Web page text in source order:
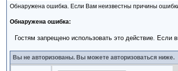
Обнаружена ошибка. Если Вам неизвестны причины
Обнаружена ошибка:
Гостям запрещено использовать это действие. Если
Вы не авторизованы. Вы можете авторизоваться ниже.